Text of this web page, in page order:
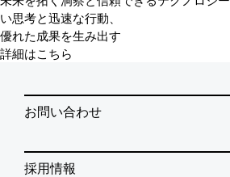
い思考と迅速な行動、
優れた成果を生み出す
詳細はこちら
お問い合わせ
採用情報